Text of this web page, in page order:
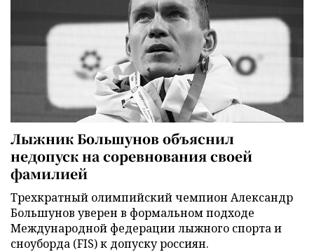
Лыжник Большунов объяснил
недопуск на соревнования своей
фамилией
Трехкратный олимпийский чемпион Александр
Большунов уверен в формальном подходе
Международной федерации лыжного спорта и
сноуборда (FIS) к допуску россиян.